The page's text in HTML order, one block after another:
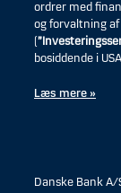
ordrer med
og forvaltning
(
bosiddende i
Læs mere »
Danske Bank